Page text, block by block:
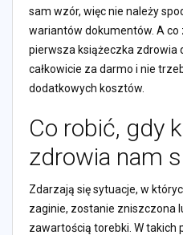
sam wzór, więc nie należy
wariantów dokumentów. A co
pierwsza książeczka zdrowia
całkowicie za darmo i nie
dodatkowych kosztów.
Co robić, gdy
zdrowia nam
Zdarzają się sytuacje, w
zaginie, zostanie zniszczona
zawartością torebki. W takich